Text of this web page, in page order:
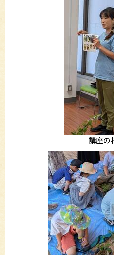
講座の